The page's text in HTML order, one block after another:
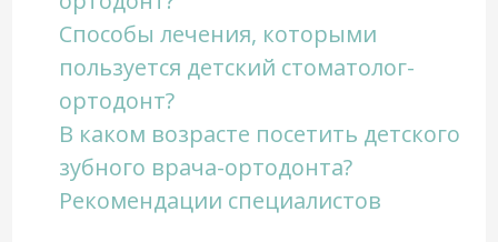
Способы лечения, которыми
пользуется детский стоматолог-
ортодонт?
В каком возрасте посетить детского
зубного врача-ортодонта?
Рекомендации специалистов